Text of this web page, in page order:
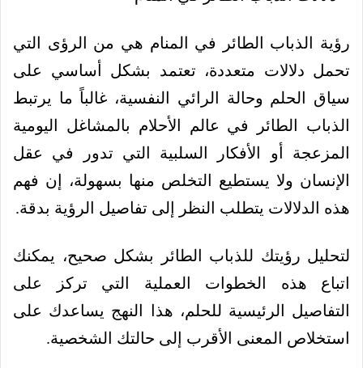
رؤية الذباب الطائر في المنام هي من الرؤى التي
تحمل دلالات متعددة، تعتمد بشكل أساسي على
سياق الحلم وحالة الرائي النفسية، غالباً ما يرتبط
الذباب الطائر في عالم الأحلام بالمشاغل اليومية
المزعجة أو الأفكار السلبية التي تدور في عقل
الإنسان ولا يستطيع التخلص منها بسهولة، إن فهم
هذه الدلالات يتطلب النظر إلى تفاصيل الرؤية بدقة.
لتحليل رؤيتك للذباب الطائر بشكل صحيح، يمكنك
اتباع هذه الخطوات العملية التي تركز على
التفاصيل الرئيسية للحلم، هذا النهج يساعدك على
استخلاص المعنى الأقرب إلى حالتك الشخصية.